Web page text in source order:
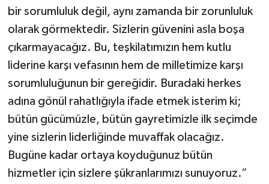
bir sorumluluk değil, aynı zamanda bir zorunluluk
olarak görmektedir. Sizlerin güvenini asla boşa
çıkarmayacağız. Bu, teşkilatımızın hem kutlu
liderine karşı vefasının hem de milletimize karşı
sorumluluğunun bir gereğidir. Buradaki herkes
adına gönül rahatlığıyla ifade etmek isterim ki;
bütün gücümüzle, bütün gayretimizle ilk seçimde
yine sizlerin liderliğinde muvaffak olacağız.
Bugüne kadar ortaya koyduğunuz bütün
hizmetler için sizlere şükranlarımızı sunuyoruz.”